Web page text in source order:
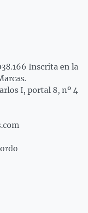
Inscrita en la
I, portal 8, nº 4